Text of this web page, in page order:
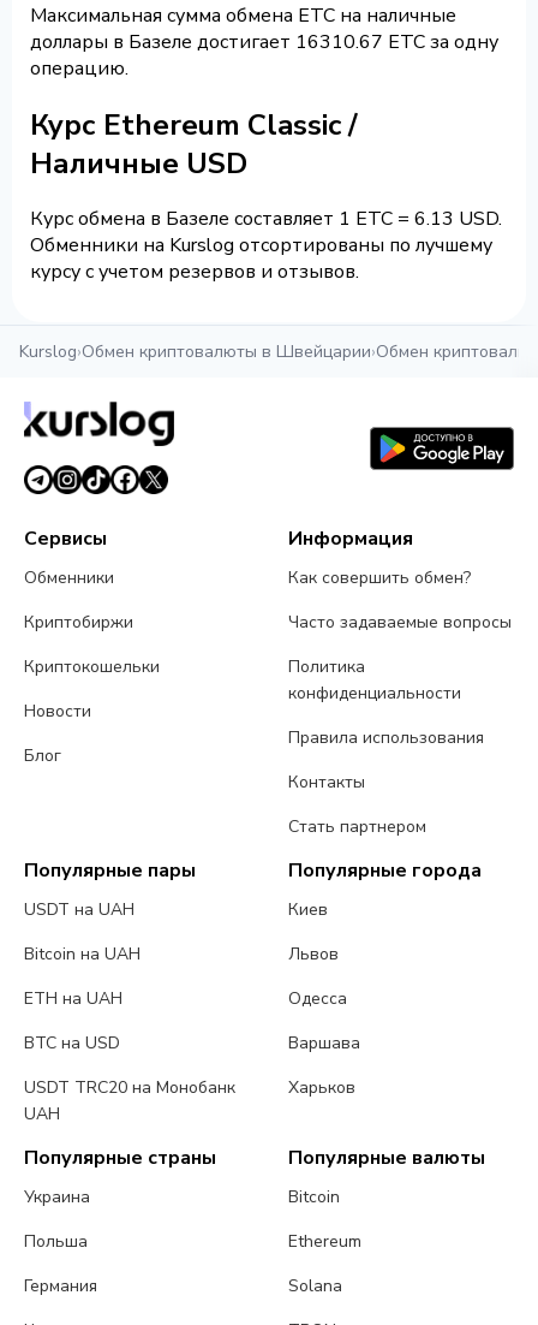
Максимальная сумма обмена ETC на наличные
доллары в Базеле достигает 16310.67 ETC за одну
операцию.
Курс Ethereum Classic /
Наличные USD
Курс обмена в Базеле составляет 1 ETC = 6.13 USD.
Обменники на Kurslog отсортированы по лучшему
курсу с учетом резервов и отзывов.
Kurslog›Обмен криптовалюты в Швейцарии›Обмен
Сервисы
Обменники
Криптобиржи
Криптокошельки
Новости
Блог
Информация
Как совершить обмен?
Часто задаваемые вопросы
Политика
конфиденциальности
Правила использования
Контакты
Стать партнером
Популярные пары
USDT на UAH
Bitcoin на UAH
ETH на UAH
BTC на USD
USDT TRC20 на Монобанк
UAH
Популярные города
Киев
Львов
Одесса
Варшава
Харьков
Популярные страны
Украина
Польша
Германия
Популярные валюты
Bitcoin
Ethereum
Solana